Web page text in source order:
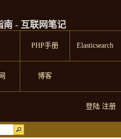
南 - 互联网笔记
PHP手册 Elasticsearch
博客
登陆 注册